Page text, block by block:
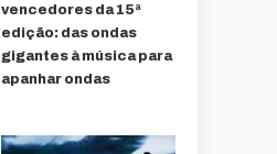
vencedores da 15ª
edição: das ondas
gigantes à música para
apanhar ondas